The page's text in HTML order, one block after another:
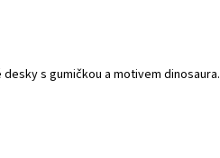
s gumičkou a motivem dinosaura.